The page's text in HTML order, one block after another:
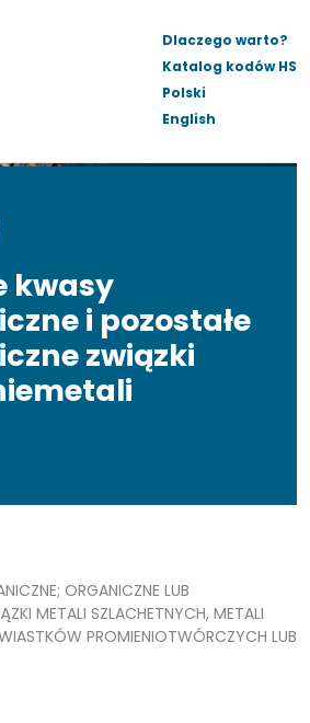
Dlaczego warto?
Katalog kodów HS
Polski
English
kwasy
i pozostałe
związki
ORGANICZNE LUB
METALI SZLACHETNYCH, METALI
PROMIENIOTWÓRCZYCH LUB